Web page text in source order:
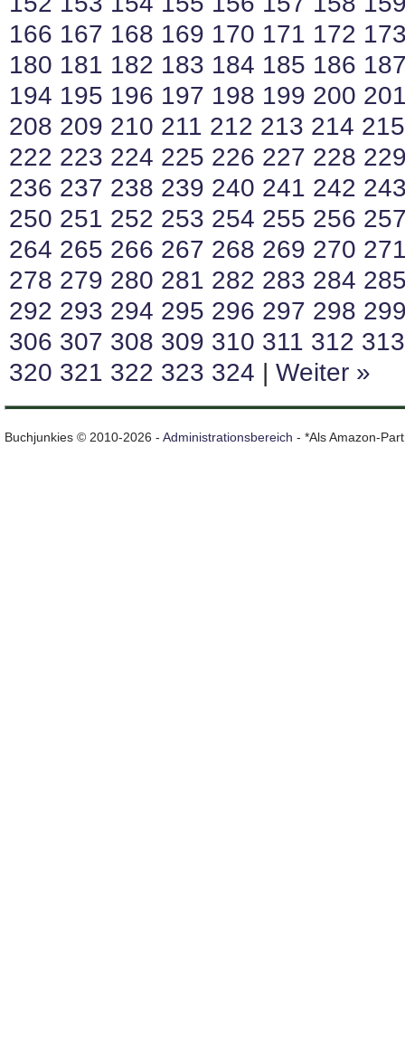
166 167 168 169 170 171 172
180 181 182 183 184 185 186
194 195 196 197 198 199 200
208 209 210 211 212 213 214 215
222 223 224 225 226 227 228
236 237 238 239 240 241 242
250 251 252 253 254 255 256
264 265 266 267 268 269 270
278 279 280 281 282 283 284
292 293 294 295 296 297 298
306 307 308 309 310 311 312 313
320 321 322 323 324 | Weiter »
Buchjunkies © 2010-2026 - Administrationsbereich - *Als Amazon-